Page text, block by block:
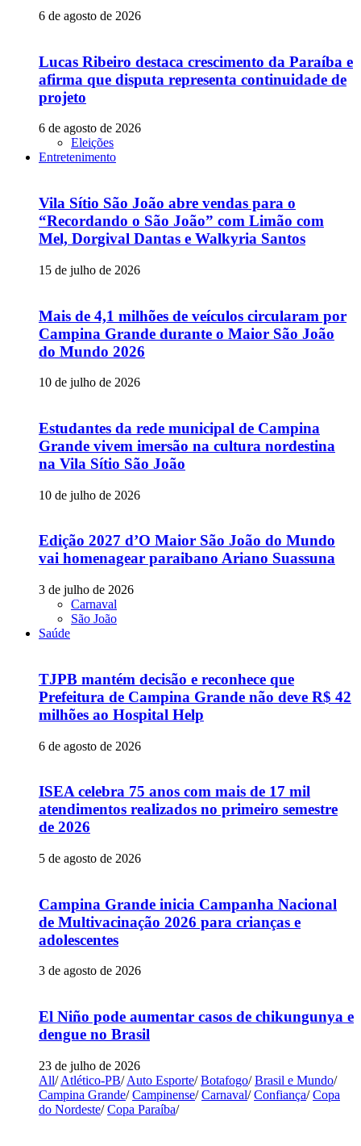
6 de agosto de 2026
Lucas Ribeiro destaca crescimento da Paraíba e
afirma que disputa representa continuidade de
projeto
6 de agosto de 2026
Eleições
Entretenimento
Vila Sítio São João abre vendas para o
“Recordando o São João” com Limão com
Mel, Dorgival Dantas e Walkyria Santos
15 de julho de 2026
Mais de 4,1 milhões de veículos circularam por
Campina Grande durante o Maior São João
do Mundo 2026
10 de julho de 2026
Estudantes da rede municipal de Campina
Grande vivem imersão na cultura nordestina
na Vila Sítio São João
10 de julho de 2026
Edição 2027 d’O Maior São João do Mundo
vai homenagear paraibano Ariano Suassuna
3 de julho de 2026
Carnaval
São João
Saúde
TJPB mantém decisão e reconhece que
Prefeitura de Campina Grande não deve R$ 42
milhões ao Hospital Help
6 de agosto de 2026
ISEA celebra 75 anos com mais de 17 mil
atendimentos realizados no primeiro semestre
de 2026
5 de agosto de 2026
Campina Grande inicia Campanha Nacional
de Multivacinação 2026 para crianças e
adolescentes
3 de agosto de 2026
El Niño pode aumentar casos de chikungunya e
dengue no Brasil
23 de julho de 2026
All/ Atlético-PB/ Auto Esporte/ Botafogo/ Brasil e Mundo/
Campina Grande/ Campinense/ Carnaval/ Confiança/ Copa
do Nordeste/ Copa Paraíba/